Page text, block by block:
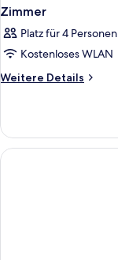
Zimmer
Platz für 4 Personen
Kostenloses WLAN
Weitere Details
Weitere